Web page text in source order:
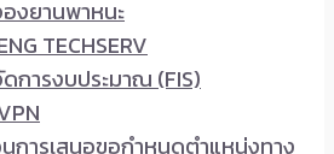
องยานพาหนะ
TECHSERV
การงบประมาณ (FIS)
การเสนอขอกำหนดตำแหน่งทาง